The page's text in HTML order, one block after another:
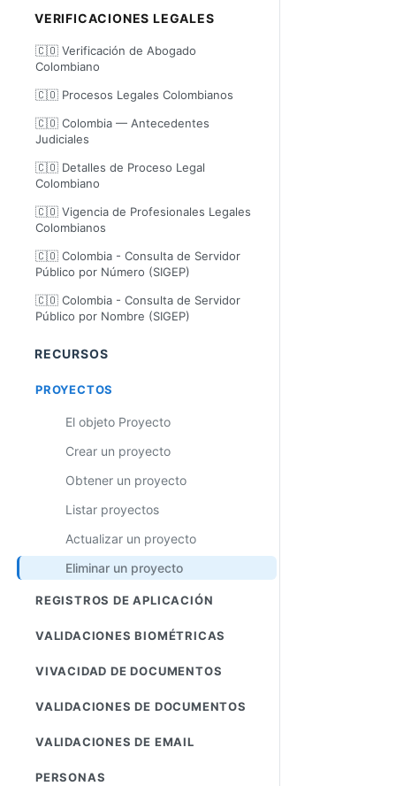
VERIFICACIONES LEGALES
🇨🇴 Verificación de Abogado
Colombiano
🇨🇴 Procesos Legales Colombianos
🇨🇴 Colombia — Antecedentes
Judiciales
🇨🇴 Detalles de Proceso Legal
Colombiano
🇨🇴 Vigencia de Profesionales Legales
Colombianos
🇨🇴 Colombia - Consulta de Servidor
Público por Número (SIGEP)
🇨🇴 Colombia - Consulta de Servidor
Público por Nombre (SIGEP)
RECURSOS
PROYECTOS
El objeto Proyecto
Crear un proyecto
Obtener un proyecto
Listar proyectos
Actualizar un proyecto
Eliminar un proyecto
REGISTROS DE APLICACIÓN
VALIDACIONES BIOMÉTRICAS
VIVACIDAD DE DOCUMENTOS
VALIDACIONES DE DOCUMENTOS
VALIDACIONES DE EMAIL
PERSONAS